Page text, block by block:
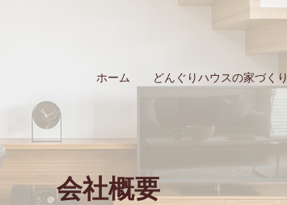
会社概要
ホーム どんぐりハウスの家づくり